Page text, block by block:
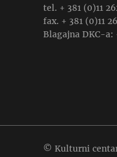
tel. + 381 (0)11
fax. + 381 (0)11
Blagajna DKC-a:
© Kulturni centar